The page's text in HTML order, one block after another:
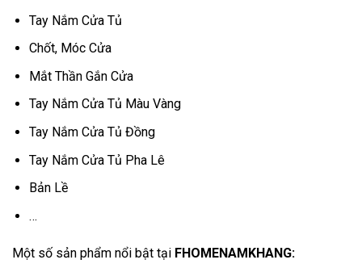
Tay Nắm Cửa Tủ
Chốt, Móc Cửa
Mắt Thần Gắn Cửa
Tay Nắm Cửa Tủ Màu Vàng
Tay Nắm Cửa Tủ Đồng
Tay Nắm Cửa Tủ Pha Lê
Bản Lề
…
Một số sản phẩm nổi bật tại FHOMENAMKHANG: